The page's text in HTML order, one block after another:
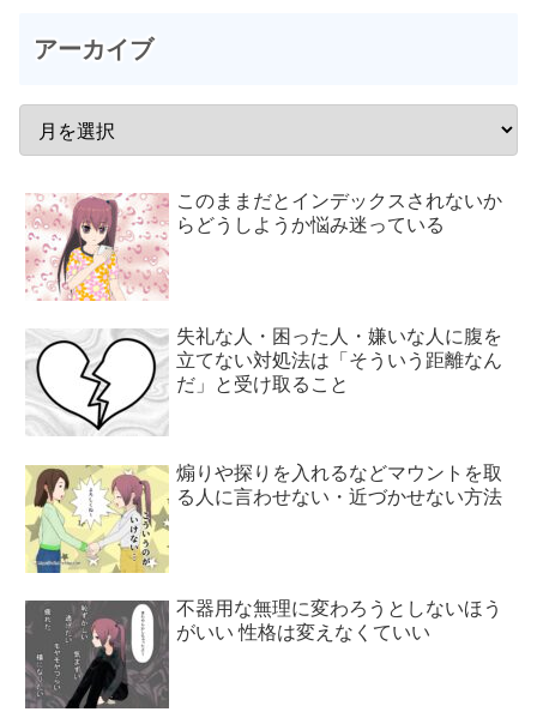
アーカイブ
このままだとインデックスされないか
らどうしようか悩み迷っている
失礼な人・困った人・嫌いな人に腹を
立てない対処法は「そういう距離なん
だ」と受け取ること
煽りや探りを入れるなどマウントを取
る人に言わせない・近づかせない方法
不器用な無理に変わろうとしないほう
がいい 性格は変えなくていい